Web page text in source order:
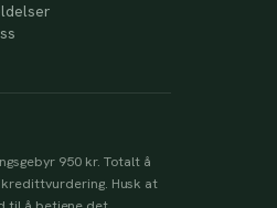
950 kr. Totalt å
Husk at